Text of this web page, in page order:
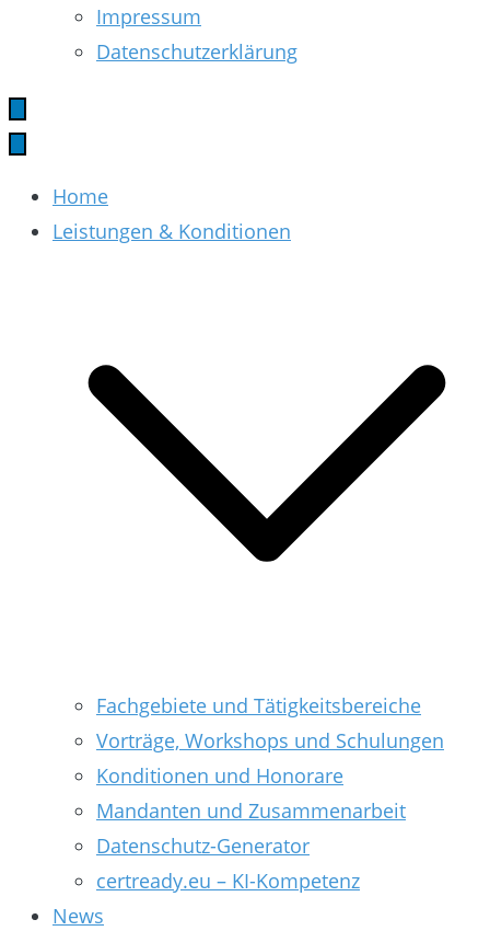
Impressum
Datenschutzerklärung
Home
Leistungen & Konditionen
Fachgebiete und Tätigkeitsbereiche
Vorträge, Workshops und Schulungen
Konditionen und Honorare
Mandanten und Zusammenarbeit
Datenschutz-Generator
certready.eu – KI-Kompetenz
News